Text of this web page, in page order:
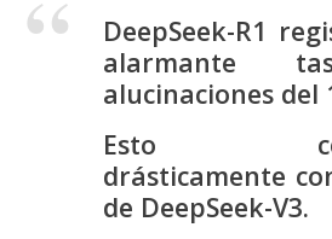
DeepSeek-R1
alarmante
alucinaciones del
Esto
drásticamente
de DeepSeek-V3.